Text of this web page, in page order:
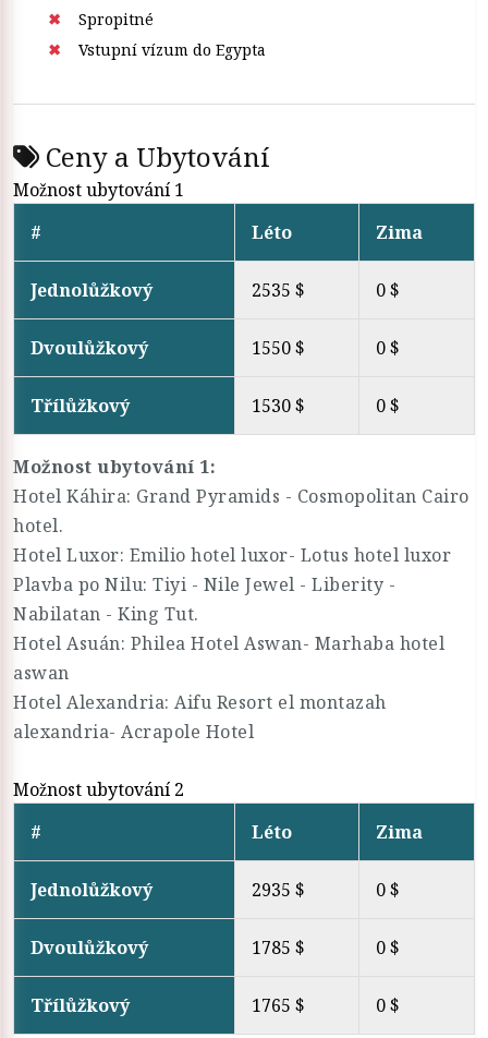
Spropitné
Vstupní vízum do Egypta
Ceny a Ubytování
Možnost ubytování 1
#
Léto Zima
Jednolůžkový 2535 $ 0 $
Dvoulůžkový 1550 $ 0 $
Třílůžkový 1530 $ 0 $
Možnost ubytování 1:
Hotel Káhira: Grand Pyramids - Cosmopolitan Cairo
hotel.
Hotel Luxor: Emilio hotel luxor- Lotus hotel luxor
Plavba po Nilu: Tiyi - Nile Jewel - Liberity -
Nabilatan - King Tut.
Hotel Asuán: Philea Hotel Aswan- Marhaba hotel
aswan
Hotel Alexandria: Aifu Resort el montazah
alexandria- Acrapole Hotel
Možnost ubytování 2
#
Léto Zima
Jednolůžkový 2935 $ 0 $
Dvoulůžkový 1785 $ 0 $
Třílůžkový 1765 $ 0 $